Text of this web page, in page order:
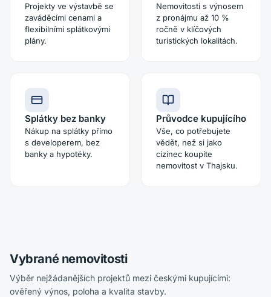
Projekty ve výstavbě se
zaváděcími cenami a
flexibilními splátkovými
plány.
Nemovitosti s výnosem
z pronájmu až 10 %
ročně v klíčových
turistických lokalitách.
Splátky bez banky
Nákup na splátky přímo
s developerem, bez
banky a hypotéky.
Průvodce kupujícího
Vše, co potřebujete
vědět, než si jako
cizinec koupíte
nemovitost v Thajsku.
Vybrané nemovitosti
Výběr nejžádanějších projektů mezi českými kupujícími:
ověřený výnos, poloha a kvalita stavby.